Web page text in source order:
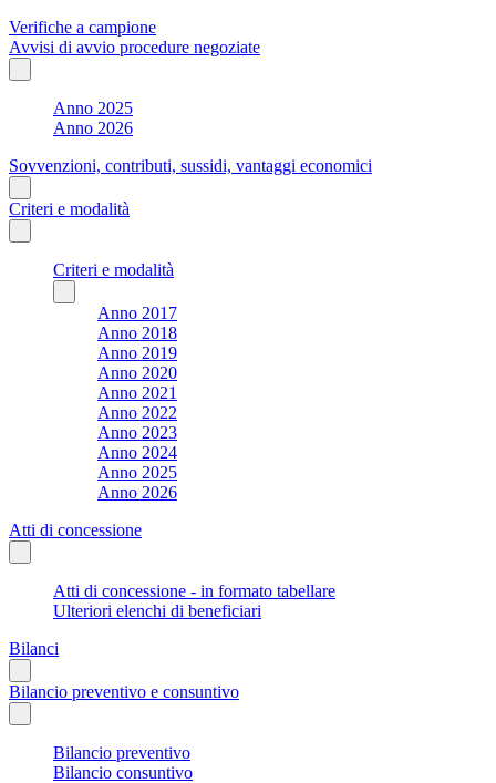
Verifiche a campione
Avvisi di avvio procedure negoziate
Anno 2025
Anno 2026
Sovvenzioni, contributi, sussidi, vantaggi economici
Criteri e modalità
Criteri e modalità
Anno 2017
Anno 2018
Anno 2019
Anno 2020
Anno 2021
Anno 2022
Anno 2023
Anno 2024
Anno 2025
Anno 2026
Atti di concessione
Atti di concessione - in formato tabellare
Ulteriori elenchi di beneficiari
Bilanci
Bilancio preventivo e consuntivo
Bilancio preventivo
Bilancio consuntivo